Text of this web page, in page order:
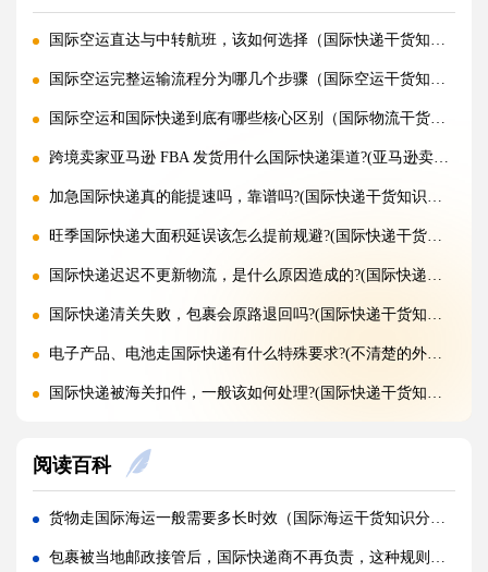
国际空运直达与中转航班，该如何选择（国际快递干货知识分享）
国际空运完整运输流程分为哪几个步骤（国际空运干货知识分享）
国际空运和国际快递到底有哪些核心区别（国际物流干货知识分享）
跨境卖家亚马逊 FBA 发货用什么国际快递渠道?(亚马逊卖家必看篇)
加急国际快递真的能提速吗，靠谱吗?(国际快递干货知识分享)
旺季国际快递大面积延误该怎么提前规避?(国际快递干货知识分享)
国际快递迟迟不更新物流，是什么原因造成的?(国际快递干货知识分享)
国际快递清关失败，包裹会原路退回吗?(国际快递干货知识分享)
电子产品、电池走国际快递有什么特殊要求?(不清楚的外贸人看过来)
国际快递被海关扣件，一般该如何处理?(国际快递干货知识分享)
不同国家国际快递报价差距为什么这么大?(国际快递干货知识分享)
国际快递运费是怎么计算的，体积重怎么核算?(国际快递干货知识分享)
国际快递可以寄哪些国家，偏远地区能派送吗（国际快递干货知识分享）
阅读百科
货物走国际海运一般需要多长时效（国际海运干货知识分享）
包裹被当地邮政接管后，国际快递商不再负责，这种规则合理吗（国际快递干货知识分享）